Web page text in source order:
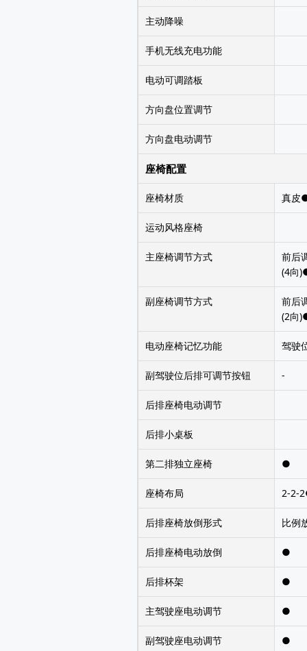
主动降噪
手机无线充电功能
电动可调踏板
方向盘位置调节
方向盘电动调节
座椅配置
座椅材质 真皮
运动风格座椅
主座椅调节方式
前后
(4向
副座椅调节方式
前后
(2向
电动座椅记忆功能 驾驶
副驾驶位后排可调节按钮 -
后排座椅电动调节
后排小桌板
第二排独立座椅 ●
座椅布局 2-2-
后排座椅放倒形式 比例
后排座椅电动放倒 ●
后排杯架 ●
主驾驶座电动调节 ●
副驾驶座电动调节 ●